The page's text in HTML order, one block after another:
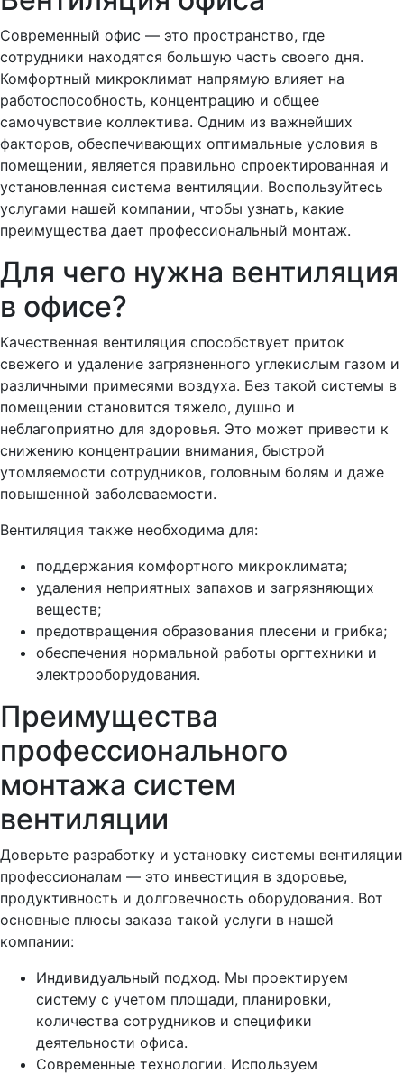
Современный офис — это пространство, где
сотрудники находятся большую часть своего дня.
Комфортный микроклимат напрямую влияет на
работоспособность, концентрацию и общее
самочувствие коллектива. Одним из важнейших
факторов, обеспечивающих оптимальные условия в
помещении, является правильно спроектированная и
установленная система вентиляции. Воспользуйтесь
услугами нашей компании, чтобы узнать, какие
преимущества дает профессиональный монтаж.
Для чего нужна вентиляция
в офисе?
Качественная вентиляция способствует приток
свежего и удаление загрязненного углекислым газом и
различными примесями воздуха. Без такой системы в
помещении становится тяжело, душно и
неблагоприятно для здоровья. Это может привести к
снижению концентрации внимания, быстрой
утомляемости сотрудников, головным болям и даже
повышенной заболеваемости.
Вентиляция также необходима для:
поддержания комфортного микроклимата;
удаления неприятных запахов и загрязняющих
веществ;
предотвращения образования плесени и грибка;
обеспечения нормальной работы оргтехники и
электрооборудования.
Преимущества
профессионального
монтажа систем
вентиляции
Доверьте разработку и установку системы вентиляции
профессионалам — это инвестиция в здоровье,
продуктивность и долговечность оборудования. Вот
основные плюсы заказа такой услуги в нашей
компании:
Индивидуальный подход. Мы проектируем
систему с учетом площади, планировки,
количества сотрудников и специфики
деятельности офиса.
Современные технологии. Используем